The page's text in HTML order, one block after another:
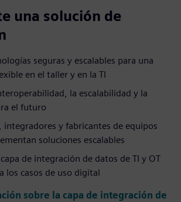
una solución de
seguras y escalables para una
en el taller y en la TI
la escalabilidad y la
el futuro
integradores y fabricantes de equipos
soluciones escalables
de integración de datos de TI y OT
los casos de uso digital
sobre la capa de integración de